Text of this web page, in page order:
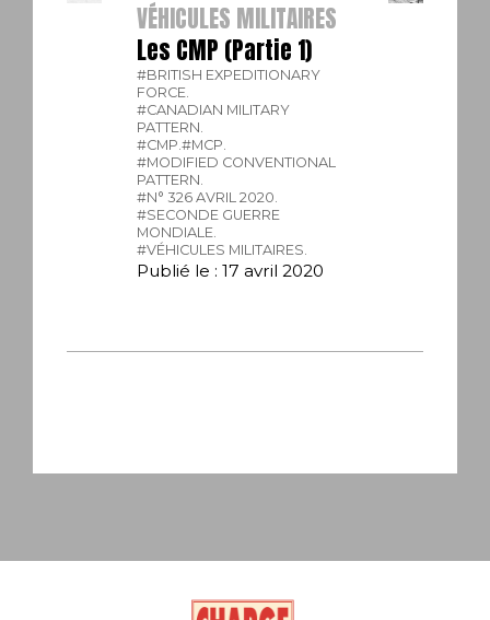
VÉHICULES MILITAIRES
Les CMP (Partie 1)
#BRITISH EXPEDITIONARY
FORCE.
#CANADIAN MILITARY
PATTERN.
#CMP.#MCP.
#MODIFIED CONVENTIONAL
PATTERN.
#N° 326 AVRIL 2020.
#SECONDE GUERRE
MONDIALE.
#VÉHICULES MILITAIRES.
Publié le : 17 avril 2020